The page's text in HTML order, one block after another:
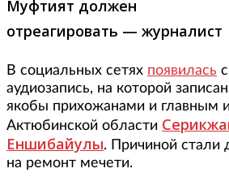
Муфтият должен
отреагировать — журналист
В социальных сетях появилась
аудиозапись, на которой
якобы прихожанами и главным
Актюбинской области
Еншибайулы. Причиной стали
на ремонт мечети.